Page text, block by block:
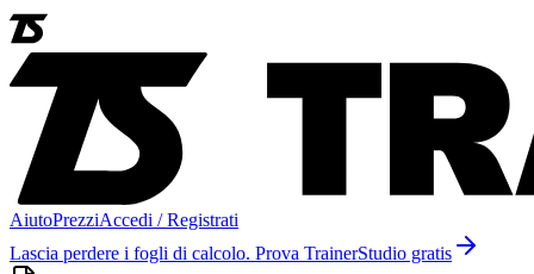
AiutoPrezziAccedi / Registrati
Lascia perdere i fogli di calcolo. Prova TrainerStudio gratis